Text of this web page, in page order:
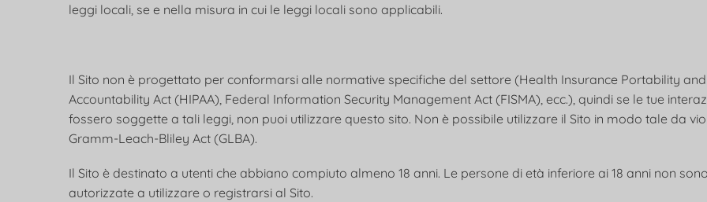
leggi locali, se e nella misura in cui le leggi locali sono applicabili.
Il Sito non è progettato per conformarsi alle normative specifiche del settore (Health Insurance Portability and
Accountability Act (HIPAA), Federal Information Security Management Act (FISMA), ecc.), quindi se le tue
fossero soggette a tali leggi, non puoi utilizzare questo sito. Non è possibile utilizzare il Sito in modo tale da
Gramm-Leach-Bliley Act (GLBA).
Il Sito è destinato a utenti che abbiano compiuto almeno 18 anni. Le persone di età inferiore ai 18 anni non sono
autorizzate a utilizzare o registrarsi al Sito.